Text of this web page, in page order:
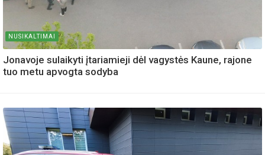
NUSIKALTIMAI
Jonavoje sulaikyti įtariamieji dėl vagystės Kaune, rajone
tuo metu apvogta sodyba